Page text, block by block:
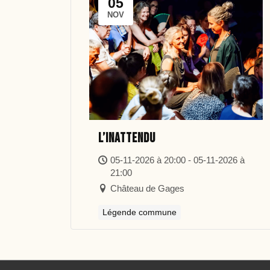
NOV
L’inattendu
05-11-2026 à 20:00 - 05-11-2026 à
21:00
Château de Gages
Légende commune